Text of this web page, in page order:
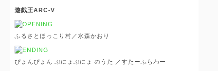
遊戯王ARC-V
ふるさとほっこり村／水森かおり
ぴょんぴょん ぷにょぷにょ のうた ／すたーふらわー